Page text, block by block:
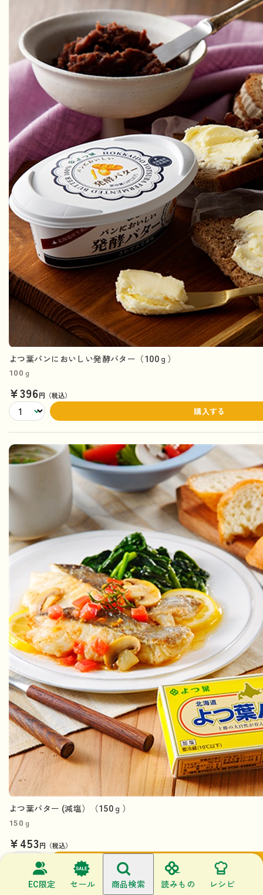
EC限定 セール 商品検索 読みもの レシピ
よつ葉パンにおいしい発酵バター（100ｇ）
100ｇ
¥396円（税込）
購入する
よつ葉バター (減塩）（150ｇ）
150ｇ
¥453円（税込）
購入する